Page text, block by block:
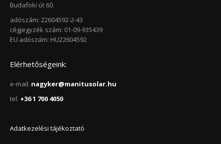
Budafoki út 60.
adószám: 22604592-2-43
cégjegyzék szám: 01-09-935439
EU adószám: HU22604592
Elérhetőségeink:
e-mail: nagyker@manitusolar.hu
tel. +36 1 700 4050
Adatkezelési tájékoztató